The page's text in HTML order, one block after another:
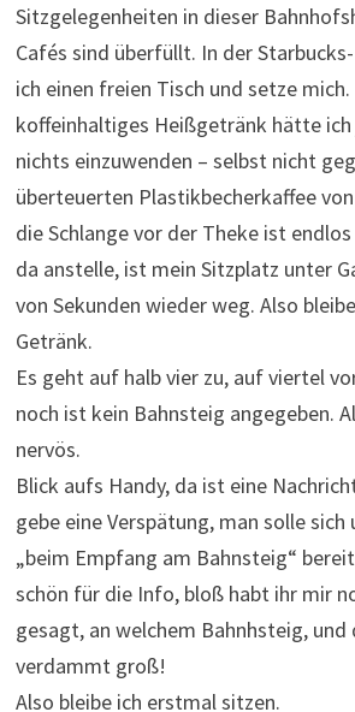
Sitzgelegenheiten in dieser
Cafés sind überfüllt. In der
ich einen freien Tisch und setze mich.
koffeinhaltiges Heißgetränk hätte
nichts einzuwenden – selbst nicht
überteuerten Plastikbecherkaffee
die Schlange vor der Theke ist
da anstelle, ist mein Sitzplatz unter
von Sekunden wieder weg. Also
Getränk.
Es geht auf halb vier zu, auf viertel
noch ist kein Bahnsteig angegeben.
nervös.
Blick aufs Handy, da ist eine
gebe eine Verspätung, man solle sich
„beim Empfang am Bahnsteig“
schön für die Info, bloß habt ihr mir
gesagt, an welchem Bahnhsteig,
verdammt groß!
Also bleibe ich erstmal sitzen.